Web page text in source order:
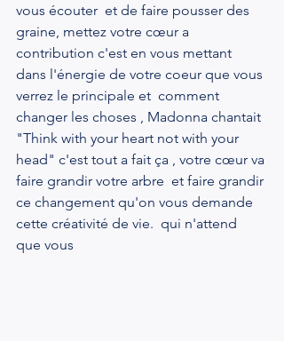
vous écouter  et de faire pousser des
graine, mettez votre cœur a
contribution c'est en vous mettant
dans l'énergie de votre coeur que vous
verrez le principale et  comment
changer les choses , Madonna chantait
"Think with your heart not with your
head" c'est tout a fait ça , votre cœur va
faire grandir votre arbre  et faire grandir
ce changement qu'on vous demande
cette créativité de vie.  qui n'attend
que vous